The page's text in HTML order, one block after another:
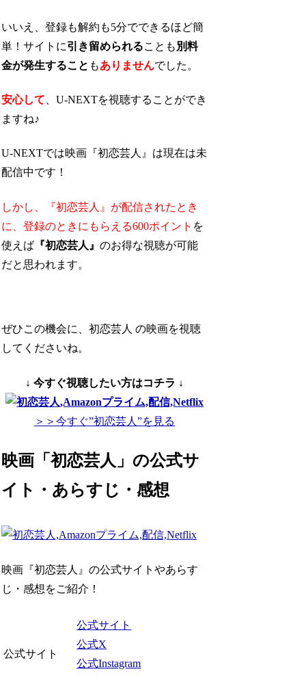
いいえ、登録も解約も5分でできるほど簡
単！サイトに引き留められることも 別料
金が発生すること もありませんでした。
安心して 、U-NEXTを視聴することができ
ますね♪
U-NEXTでは映画『初恋芸人』は現在は未
配信中です！
しかし、『初恋芸人』が配信されたとき
に、登録のときにもらえる600ポイント を
使えば 『初恋芸人』のお得な視聴が可能
だと思われます。
ぜひこの機会に、初恋芸人 の映画を視聴
してくださいね。
↓ 今すぐ視聴したい方はコチラ ↓
＞＞今すぐ”初恋芸人”を見る
映画「初恋芸人」の公式サ
イト・あらすじ・感想
映画『初恋芸人』の公式サイトやあらす
じ・感想をご紹介！
公式サイト
公式サイト
公式X
公式Instagram